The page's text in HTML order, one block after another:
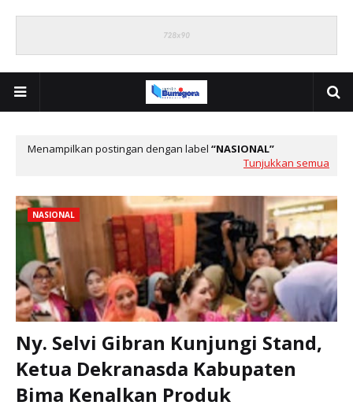
Menampilkan postingan dengan label
NASIONAL
Tunjukkan semua
NASIONAL
Ny. Selvi Gibran Kunjungi Stand,
Ketua Dekranasda Kabupaten
Bima Kenalkan Produk